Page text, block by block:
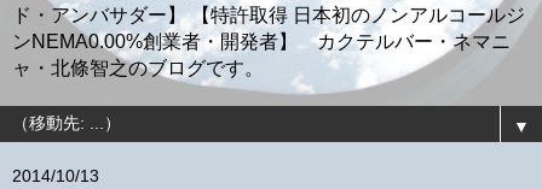
ド・アンバサダー】 【特許取得 日本初のノンアルコールジ
ンNEMA0.00%創業者・開発者】 カクテルバー・ネマニ
ャ・北條智之のブログです。
▼
2014/10/13